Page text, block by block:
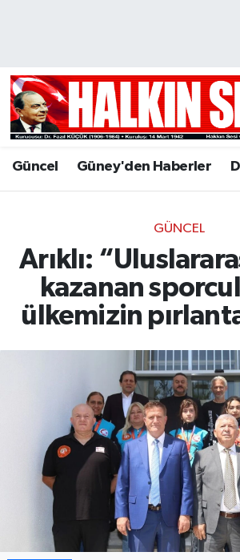
Güncel Güney'den Haberler
GÜNCEL
Arıklı:
kazanan
ülkemizin
Hava Durumu
Trafik Durumu
Son Dakika Haberleri
Haber Arşivi